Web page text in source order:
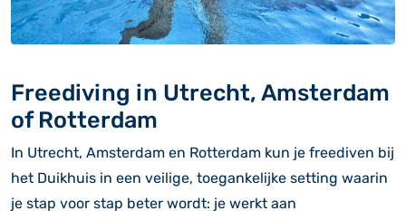
Freediving in Utrecht, Amsterdam
of Rotterdam
In Utrecht, Amsterdam en Rotterdam kun je freediven bij
het Duikhuis in een veilige, toegankelijke setting waarin
je stap voor stap beter wordt: je werkt aan